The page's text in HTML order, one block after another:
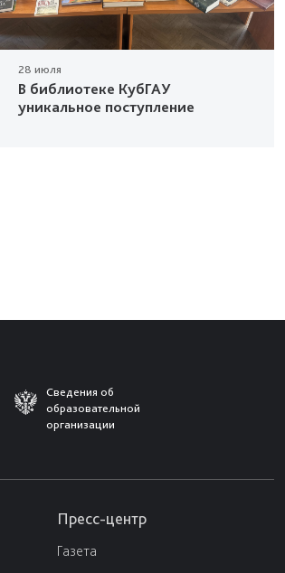
28 июля
В библиотеке КубГАУ
уникальное поступление
Сведения об
образовательной
организации
Пресс-центр
Газета